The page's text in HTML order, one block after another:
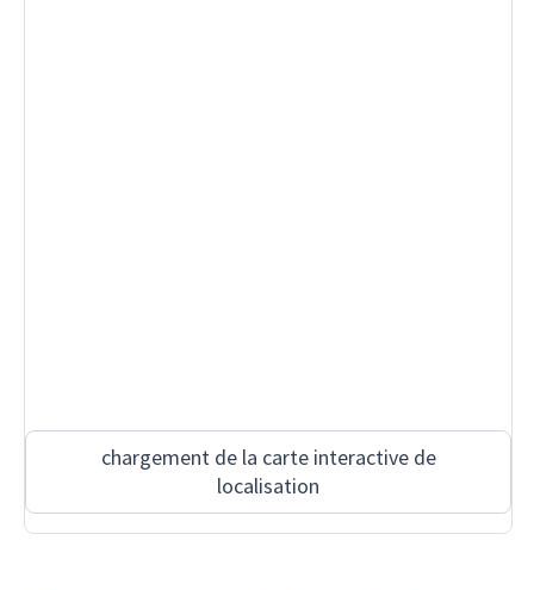
chargement de la carte interactive de
localisation